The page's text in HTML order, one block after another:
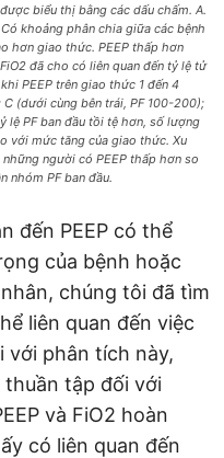
biểu thị bằng các dấu chấm. A.
khoảng phân chia giữa các bệnh
hơn giao thức. PEEP thấp hơn
đã cho có liên quan đến tỷ lệ tử
PEEP trên giao thức 1 đến 4
(dưới cùng bên trái, PF 100-200);
lệ PF ban đầu tồi tệ hơn, số lượng
với mức tăng của giao thức. Xu
người có PEEP thấp hơn so
nhóm PF ban đầu.
đến PEEP có thể
của bệnh hoặc
chúng tôi đã tìm
liên quan đến việc
với phân tích này,
tập đối với
và FiO2 hoàn
có liên quan đến